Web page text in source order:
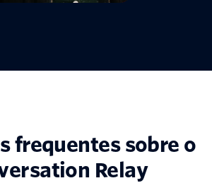
frequentes sobre o
Relay